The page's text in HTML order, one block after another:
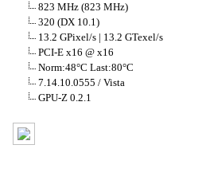
823 MHz (823 MHz)
320 (DX 10.1)
13.2 GPixel/s | 13.2 GTexel/s
PCI-E x16 @ x16
Norm:48°C Last:80°C
7.14.10.0555 / Vista
GPU-Z 0.2.1